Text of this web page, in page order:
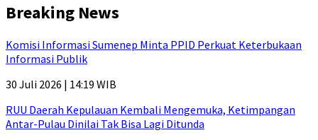
Breaking News
Komisi Informasi Sumenep Minta PPID Perkuat Keterbukaan
Informasi Publik
30 Juli 2026 | 14:19 WIB
RUU Daerah Kepulauan Kembali Mengemuka, Ketimpangan
Antar-Pulau Dinilai Tak Bisa Lagi Ditunda